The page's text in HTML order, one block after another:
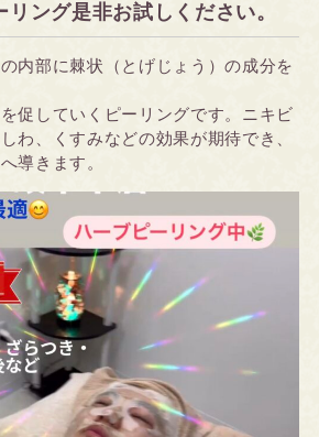
ング是非お試しください。
内部に棘状（とげじょう）の成分を
促していく ピーリングです。 ニキビ
わ、くすみなどの効果が期待でき、
導きます。